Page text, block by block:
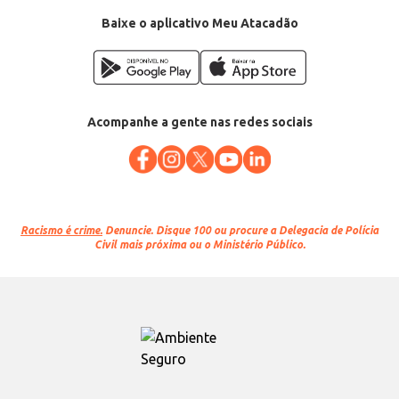
Baixe o aplicativo Meu Atacadão
Acompanhe a gente nas redes sociais
Racismo é crime. Denuncie. Disque 100 ou procure a Delegacia de Polícia
Civil mais próxima ou o Ministério Público.